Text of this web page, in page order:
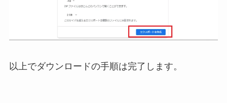
以上でダウンロードの手順は完了します。